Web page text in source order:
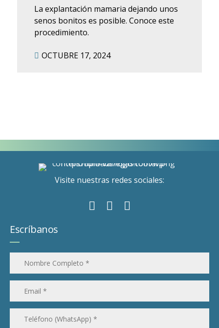
OCTUBRE 17, 2024
La explantación mamaria dejando unos
senos bonitos es posible. Conoce este
procedimiento.
Visite nuestras redes sociales:
Escríbanos